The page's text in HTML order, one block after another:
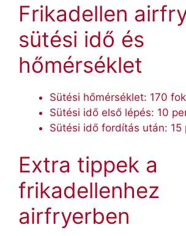
Frikadellen
sütési idő és
hőmérséklet
Sütési hőmérséklet: 170 fok
Sütési idő első lépés: 10
Sütési idő fordítás után: 15
Extra tippek a
frikadellenhez
airfryerben